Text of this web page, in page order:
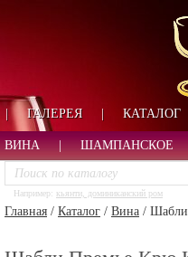
| ГАЛЕРЕЯ | КАТАЛОГ
ВИНА ШАМПАНСКОЕ
Например: кьянти, доминиканский ром
Главная / Каталог / Вина / Шабли